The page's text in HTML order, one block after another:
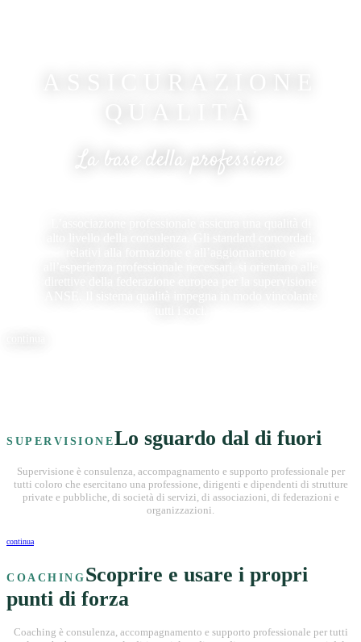
La base della professione
SUPERVISIONELo sguardo dal di fuori
Supervisione è consulenza, accompagnamento e supporto professionale per
tutti coloro che esercitano una professione, dirigenti e dipendenti di strutture
private e pubbliche, di società di servizi, di associazioni, di federazioni e
organizzazioni.
continua
COACHING Scoprire e usare i propri
punti di forza
Coaching è consulenza, accompagnamento e supporto professionale per tutti